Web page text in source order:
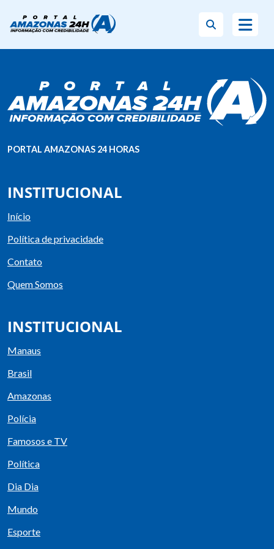
PORTAL AMAZONAS 24 HORAS
INSTITUCIONAL
Início
Política de privacidade
Contato
Quem Somos
INSTITUCIONAL
Manaus
Brasil
Amazonas
Polícia
Famosos e TV
Política
Dia Dia
Mundo
Esporte